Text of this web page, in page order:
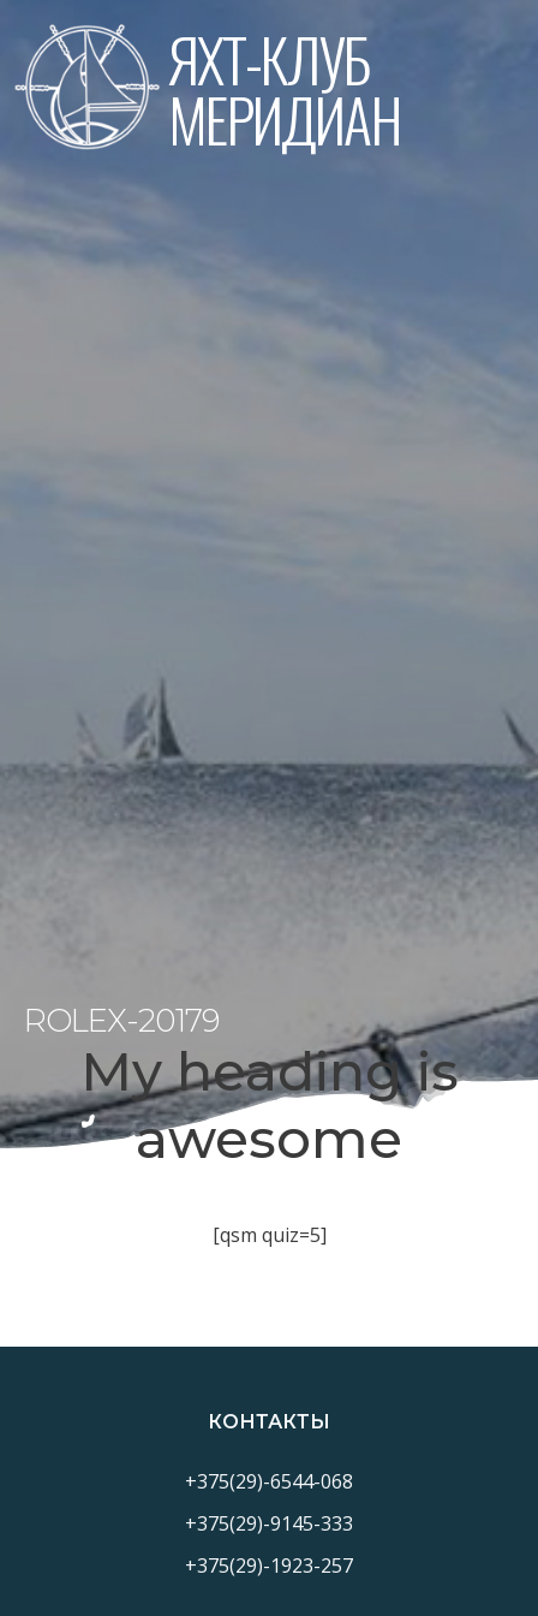
к
содержимому
ЯХТ-КЛУБ
МЕРИДИАН
ROLEX-20179
My heading is
awesome
[qsm quiz=5]
КОНТАКТЫ
+375(29)-6544-068
+375(29)-9145-333
+375(29)-1923-257